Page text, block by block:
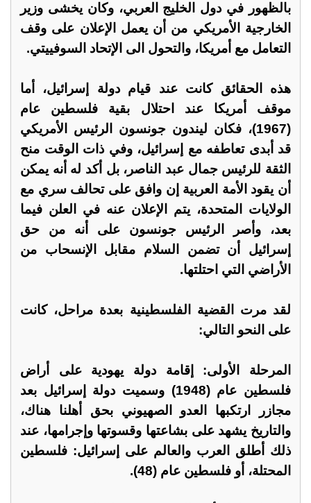
بالظهور في دول الخليج العربي، وكان يخشى وزير
الخارجية الأمريكي من أن يعمل الإعلان على وقف
التعامل مع أمريكا، والتحول الى الإتحاد السوفييتي.
هذه الحقائق كانت عند قيام دولة إسرائيل، أما
موقف أمريكا عند احتلال بقية فلسطين عام
(1967)، فكان ليندون جونسون الرئيس الأمريكي
قد أبدى تعاطفه مع إسرائيل، وفي ذات الوقت منح
الثقة للرئيس جمال عبد الناصر، بل أكد له أنه يمكن
أن يقود الأمة العربية إن وافق على تحالف سري مع
الولايات المتحدة، يتم الإعلان عنه في العلن فيما
بعد، وأصر الرئيس جونسون على أنه من حق
إسرائيل أن تضمن السلام مقابل الإنسحاب من
الأراضي التي احتلتها.
لقد مرت القضية الفلسطينية بعدة مراحل، كانت
على النحو التالي:
المرحلة الأولى: إقامة دولة يهودية على أراض
فلسطين عام (1948) وسميت دولة إسرائيل بعد
مجازر ارتكبها العدو الصهيوني بحق أهلنا هناك،
والتاريخ يشهد على بشاعتها وقسوتها وإجرامها، عند
ذلك أطلق العرب والعالم على إسرائيل: فلسطين
المحتلة، أو فلسطين عام (48).